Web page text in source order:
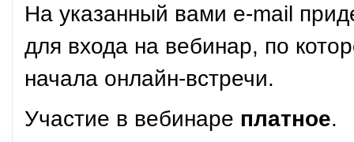
На указанный вами e-mail
для входа на вебинар, по
начала онлайн-встречи.
Участие в вебинаре платное.